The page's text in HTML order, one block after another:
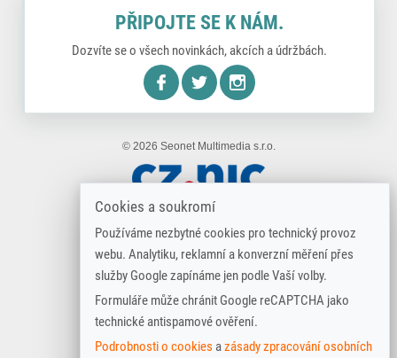
Cookies a soukromí
Používáme nezbytné cookies pro technický provoz
webu. Analytiku, reklamní a konverzní měření přes
služby Google zapínáme jen podle Vaší volby.
Formuláře může chránit Google reCAPTCHA jako
technické antispamové ověření.
Podrobnosti o cookies azásady zpracování osobních
PŘIPOJTE SE K NÁM.
Dozvíte se o všech novinkách, akcích a údržbách.
© 2026 Seonet Multimedia s.r.o.